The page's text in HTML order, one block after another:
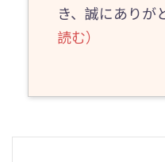
き、誠にありが
読む）